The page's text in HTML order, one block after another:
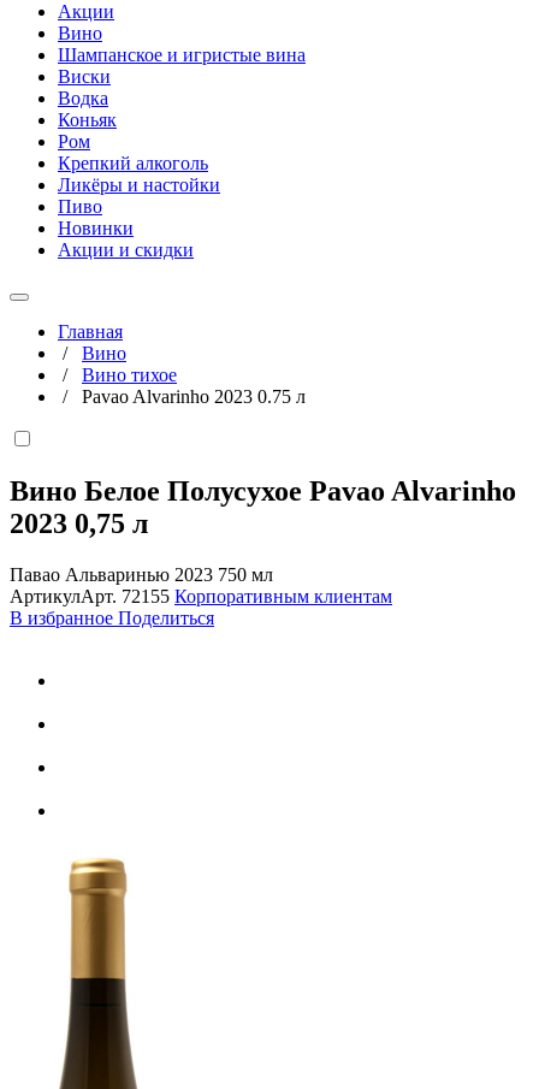
Акции
Вино
Шампанское и игристые вина
Виски
Водка
Коньяк
Ром
Крепкий алкоголь
Ликёры и настойки
Пиво
Новинки
Акции и скидки
Главная
/ Вино
/ Вино тихое
/ Pavao Alvarinho 2023 0.75 л
Вино Белое Полусухое Pavao Alvarinho
2023 0,75 л
Павао Альваринью 2023 750 мл
АртикулАрт. 72155 Корпоративным клиентам
В избранное Поделиться